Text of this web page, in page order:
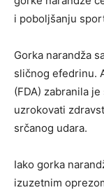
i poboljšanju
Gorka narandža
sličnog efedrinu.
(FDA) zabranila
uzrokovati
srčanog udara.
Iako gorka
izuzetnim